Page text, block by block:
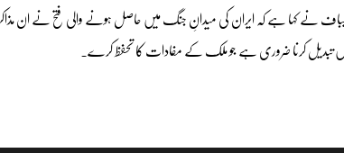
نے کہا ہے کہ ایران کی میدانِ جنگ میں حاصل ہونے والی فتح نے ان
تبدیل کرنا ضروری ہے جو ملک کے مفادات کا تحفظ کرے۔